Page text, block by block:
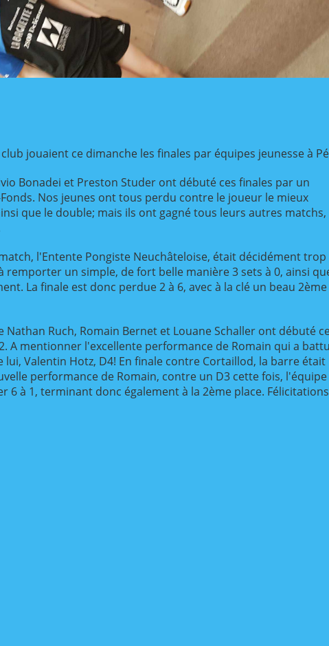
jouaient ce dimanche les finales par équipes jeunesse à
Bonadei et Preston Studer ont débuté ces finales par un
Nos jeunes ont tous perdu contre le joueur le mieux
que le double; mais ils ont gagné tous leurs autres matchs,
l'Entente Pongiste Neuchâteloise, était décidément trop
remporter un simple, de fort belle manière 3 sets à 0, ainsi
La finale est donc perdue 2 à 6, avec à la clé un beau 2ème
Nathan Ruch, Romain Bernet et Louane Schaller ont débuté
A mentionner l'excellente performance de Romain qui a battu
lui, Valentin Hotz, D4! En finale contre Cortaillod, la barre était
performance de Romain, contre un D3 cette fois, l'équipe
6 à 1, terminant donc également à la 2ème place.